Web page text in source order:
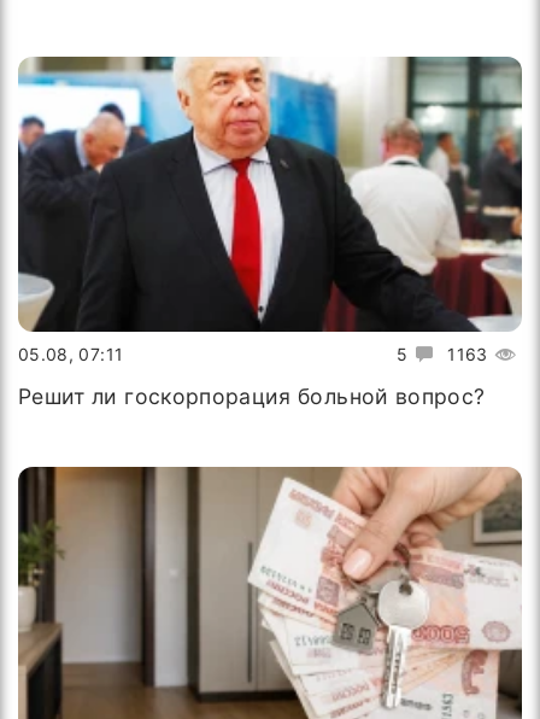
5 1163
05.08, 07:11
Решит ли госкорпорация больной вопрос?